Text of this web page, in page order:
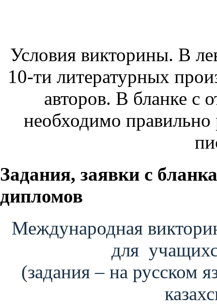
Условия викторины. В
10-ти литературных
авторов. В бланке с
необходимо правильно
Задания, заявки с
дипломов
Международная
для
(задания – на русском